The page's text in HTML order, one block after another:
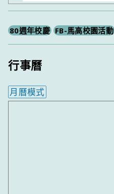
尋
80週年校慶 FB-馬高校園活動
行事曆
月曆模式